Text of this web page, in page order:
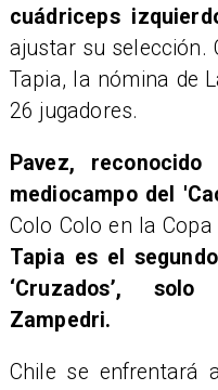
cuádriceps
ajustar su selección.
Tapia, la nómina de
26 jugadores.
Pavez,
mediocampo del
Colo Colo en la
Tapia es el
‘Cruzados’,
Zampedri.
Chile se enfrentará